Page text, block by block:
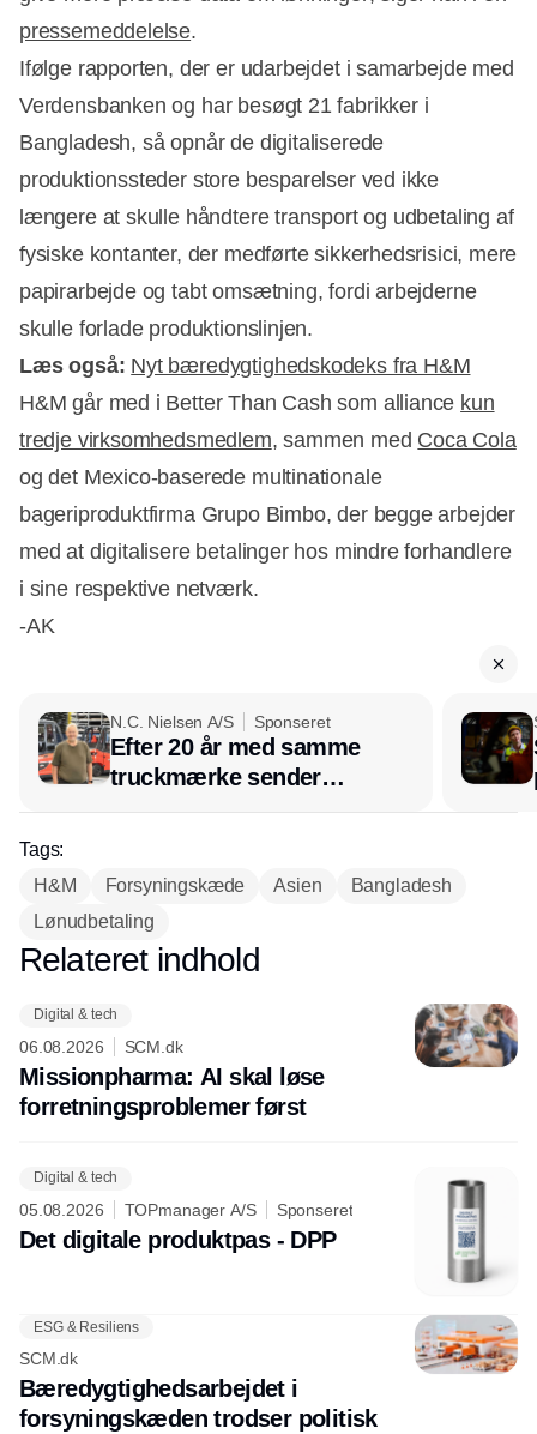
pressemeddelelse.
Ifølge rapporten, der er udarbejdet i samarbejde med
Verdensbanken og har besøgt 21 fabrikker i
Bangladesh, så opnår de digitaliserede
produktionssteder store besparelser ved ikke
længere at skulle håndtere transport og udbetaling af
fysiske kontanter, der medførte sikkerhedsrisici, mere
papirarbejde og tabt omsætning, fordi arbejderne
skulle forlade produktionslinjen.
Læs også: Nyt bæredygtighedskodeks fra H&M
H&M går med i Better Than Cash som alliance kun
tredje virksomhedsmedlem, sammen med Coca Cola
og det Mexico-baserede multinationale
bageriproduktfirma Grupo Bimbo, der begge arbejder
med at digitalisere betalinger hos mindre forhandlere
i sine respektive netværk.
-AK
N.C. Nielsen A/S Sponseret
Efter 20 år med samme
truckmærke sender
lagerchef stafetten videre
Tags:
H&M
Forsyningskæde Asien
Bangladesh
Lønudbetaling
Annonce
Relateret indhold
Digital & tech
06.08.2026 SCM.dk
Missionpharma: AI skal løse
forretningsproblemer først
Digital & tech
05.08.2026 TOPmanager A/S Sponseret
Det digitale produktpas - DPP
ESG & Resiliens
SCM.dk
Bæredygtighedsarbejdet i
forsyningskæden trodser politisk